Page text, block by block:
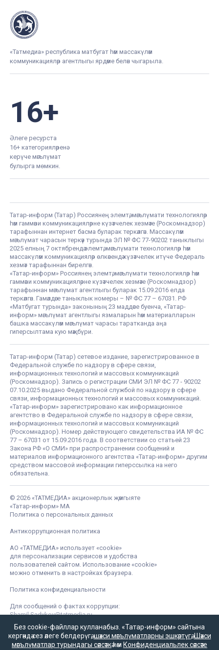
«Татмедиа» республика матбугат һәм массакүләм
коммуникацияләр агентлыгы ярдәме белән чыгарыла.
16+
Әлеге ресурста
16+ категорияләренә
керүче мәгълүмат
булырга мөмкин.
Татар-информ (Татар) Россиянең элемтә, мәгълүмати технологияләр
һәм гаммәви коммуникацияләрне күзәтчелек хезмәте (Роскомнадзор)
тарафыннан интернет басма буларак теркәлгән. Массакүләм
мәгълүмат чарасын теркәү турында ЭЛ № ФС 77-90202 таныклыгы
2025 елның 7 октябрендә элемтә, мәгълүмати технологияләр һәм
массакүләм коммуникацияләр өлкәсендә күзәтчелек итүче Федераль
хезмәт тарафыннан бирелгән.
«Татар-информ» Россиянең элемтә, мәгълүмати технологияләр һәм
гаммәви коммуникацияләрне күзәтчелек хезмәте (Роскомнадзор)
тарафыннан мәгълүмат агентлыгы буларак 15.09.2016 елда
теркәлгән. Гамәлдәге таныклык номеры – № ФС 77 – 67031. РФ
«Матбугат турында» законының 23 маддәсе буенча, «Татар-
информ» мәгълүмат агентлыгы язмаларын һәм материалларын
башка массакүләм мәгълүмат чарасы таратканда аңа
гиперсылтама кую мәҗбүри.
Татар-информ (Татар) сетевое издание, зарегистрированное в
Федеральной службе по надзору в сфере связи,
информационных технологий и массовых коммуникаций
(Роскомнадзор). Запись о регистрации СМИ ЭЛ № ФС 77 - 90202
07.10.2025 выдано Федеральной службой по надзору в сфере
связи, информационных технологий и массовых коммуникаций.
«Татар-информ» зарегистрировано как информационное
агентство в Федеральной службе по надзору в сфере связи,
информационных технологий и массовых коммуникаций
(Роскомнадзор). Номер действующего свидетельства ИА № ФС
77 – 67031 от 15.09.2016 года. В соответствии со статьей 23
Закона РФ «О СМИ» при распространении сообщений и
материалов информационного агентства «Татар-информ» другим
средством массовой информации гиперссылка на него
обязательна.
© 2026 «ТАТМЕДИА» акционерлык җәмгыяте
«Татар-информ» МА
Политика о персональных данных
Антикоррупционная политика
АО «ТАТМЕДИА» использует «cookie»
для персонализации сервисов и удобства
пользователей сайтом. Использование «cookie»
можно отменить в настройках браузера.
Политика конфиденциальности
Для сообщений о фактах коррупции:
Shamil.Sadykov@tatmedia.ru
Без cookie-файллар кулланабыз. «Татар-информ» сайтына
кергәндә сез әлеге белдерүгә,шәхси мәгълүматларны эшкәртүгә,Шәхси
мәгълүматлар турындагы сәясәткәһәм Конфиденциальлек сәясәте